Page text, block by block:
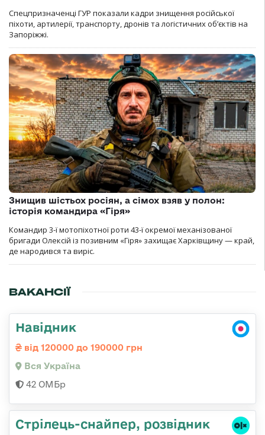
Спецпризначенці ГУР показали кадри знищення російської
піхоти, артилерії, транспорту, дронів та логістичних об’єктів на
Запоріжжі.
Знищив шістьох росіян, а сімох взяв у полон:
історія командира «Гіря»
Командир 3-ї мотопіхотної роти 43-ї окремої механізованої
бригади Олексій із позивним «Гіря» захищає Харківщину — край,
де народився та виріс.
ВАКАНСІЇ
Навідник
від 120000 до 190000 грн
Вся Україна
42 ОМБр
Стрілець-снайпер, розвідник